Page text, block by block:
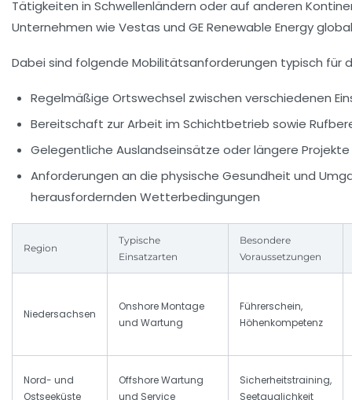
Tätigkeiten in Schwellenländern oder auf anderen
Unternehmen wie Vestas und GE Renewable Energy
Dabei sind folgende Mobilitätsanforderungen typisch für
Regelmäßige Ortswechsel zwischen verschiedenen
Bereitschaft zur Arbeit im Schichtbetrieb sowie
Gelegentliche Auslandseinsätze oder längere
Anforderungen an die physische Gesundheit und
herausfordernden Wetterbedingungen
Region
Typische
Einsatzarten
Besondere
Voraussetzungen
Niedersachsen
Onshore Montage
und Wartung
Führerschein,
Höhenkompetenz
Nord- und
Ostseeküste
Offshore Wartung
und Service
Sicherheitstraining,
Seetauglichkeit